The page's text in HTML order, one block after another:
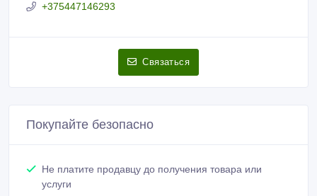
+375447146293
Связаться
Покупайте безопасно
Не платите продавцу до получения товара или
услуги